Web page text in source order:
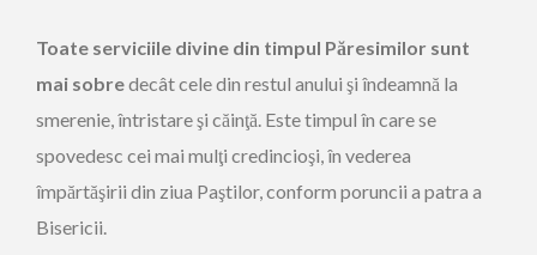
Toate serviciile divine din timpul Păresimilor sunt
mai sobredecât cele din restul anului şi îndeamnă la
smerenie, întristare şi căinţă. Este timpul în care se
spovedesc cei mai mulţi credincioşi, în vederea
împărtăşirii din ziua Paştilor, conform poruncii a patra a
Bisericii.